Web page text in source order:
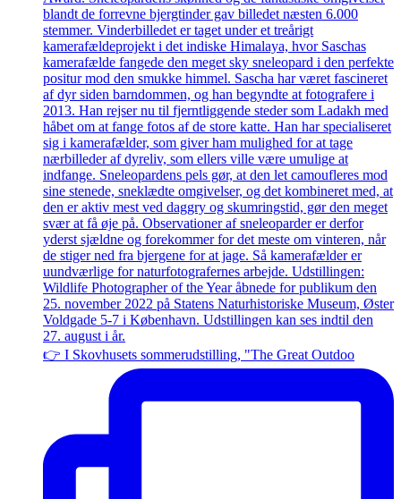
👉 I Skovhusets sommerudstilling, "The Great Outdoo